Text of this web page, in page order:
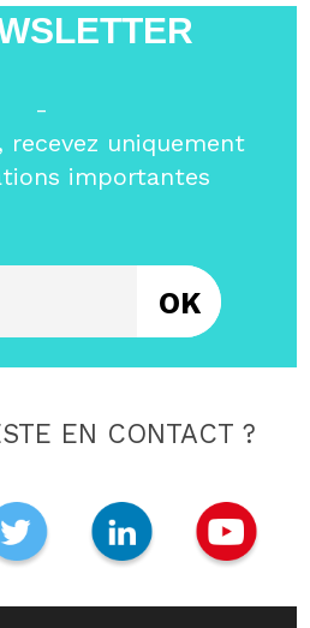
-
recevez uniquement
importantes
EN CONTACT ?